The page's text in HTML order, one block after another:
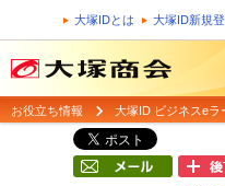
大塚IDとは 大塚ID新規
お役立ち情報 大塚ID ビジネスeラ